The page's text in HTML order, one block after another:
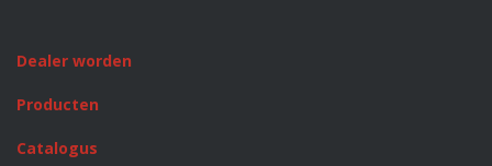
Dealer worden
Producten
Catalogus